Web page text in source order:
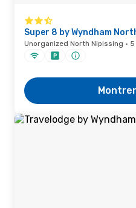
Super 8 by Wyndham
Unorganized North Nipissing ·